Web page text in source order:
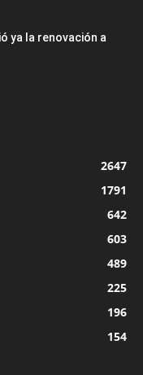
ya la renovación a
2647
1791
642
603
489
225
196
154